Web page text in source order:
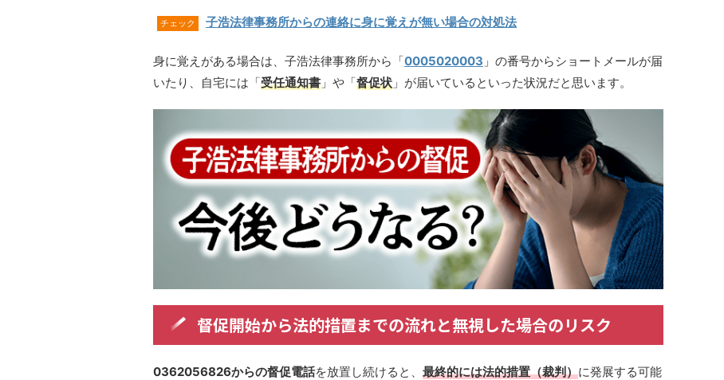
チェック 子浩法律事務所からの連絡に身に覚えが無い場合の対処法
身に覚えがある場合は、子浩法律事務所から「0005020003 」の番号からショートメールが届
いたり、自宅には「受任通知書 」や「督促状 」が届いているといった状況だと思います。
督促開始から法的措置までの流れと無視した場合のリスク
0362056826からの督促電話を放置し続けると、 最終的には法的措置（裁判）に発展する可能